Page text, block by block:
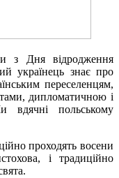
з Дня відродження
українець знає про
переселенцям,
дипломатичною і
вдячні польському
проходять восени
і традиційно